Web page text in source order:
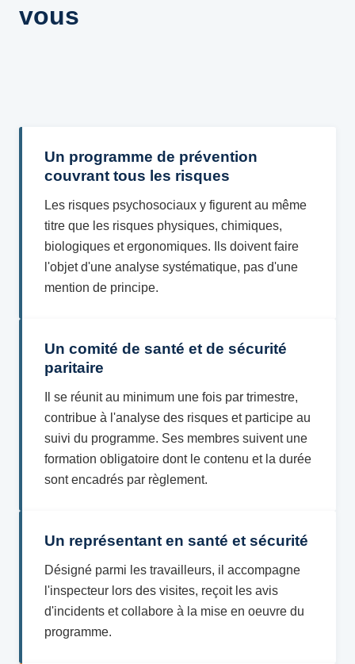
vous
Un programme de prévention
couvrant tous les risques
Les risques psychosociaux y figurent au même
titre que les risques physiques, chimiques,
biologiques et ergonomiques. Ils doivent faire
l'objet d'une analyse systématique, pas d'une
mention de principe.
Un comité de santé et de sécurité
paritaire
Il se réunit au minimum une fois par trimestre,
contribue à l'analyse des risques et participe au
suivi du programme. Ses membres suivent une
formation obligatoire dont le contenu et la durée
sont encadrés par règlement.
Un représentant en santé et sécurité
Désigné parmi les travailleurs, il accompagne
l'inspecteur lors des visites, reçoit les avis
d'incidents et collabore à la mise en oeuvre du
programme.